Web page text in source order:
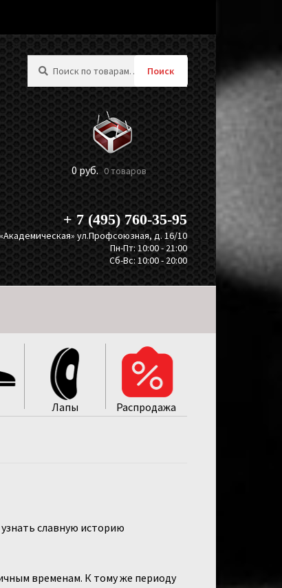
Поиск
0руб. 0 товаров
+ 7 (495) 760-35-95
ул.Профсоюзная, д. 16/10
Пн-Пт: 10:00 - 21:00
Сб-Вс: 10:00 - 20:00
Лапы Распродажa
славную историю
временам. К тому же периоду